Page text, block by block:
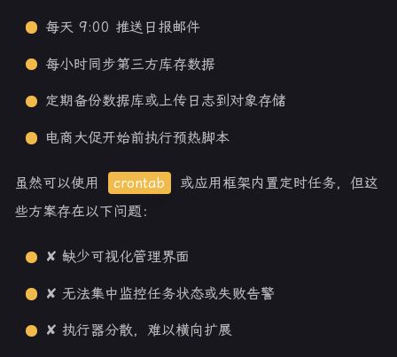
每天 9:00 推送日报邮件
每小时同步第三方库存数据
定期备份数据库或上传日志到对象存储
电商大促开始前执行预热脚本
虽然可以使用 crontab
或应用框架内置定时任务，但这
些方案存在以下问题：
✘ 缺少可视化管理界面
✘ 无法集中监控任务状态或失败告警
✘ 执行器分散，难以横向扩展